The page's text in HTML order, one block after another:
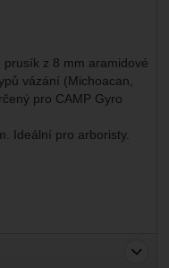
prusík z 8 mm aramidové
vázání (Michoacan,
pro CAMP Gyro
Ideální pro arboristy.